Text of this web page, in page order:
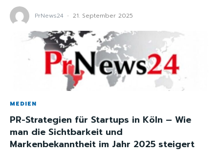
PrNews24 - 21. September 2025
MEDIEN
PR-Strategien für Startups in Köln – Wie
man die Sichtbarkeit und
Markenbekanntheit im Jahr 2025 steigert